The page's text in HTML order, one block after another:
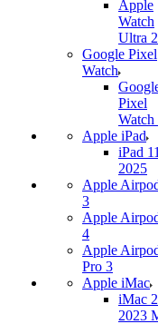
Apple
Watch
Ultra 2
Google Pixel
Watch
Pixel
Watch
Apple iPad
iPad 11
2025
Apple
3
Apple
4
Apple
Pro 3
Apple iMac
iMac
2023